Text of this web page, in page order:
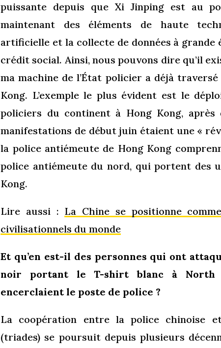
puissante depuis que Xi Jinping est au
maintenant des éléments de haute
artificielle et la collecte de données à grande
crédit social. Ainsi, nous pouvons dire qu’il
ma machine de l’État policier a déjà
Kong. L’exemple le plus évident est le
policiers du continent à Hong Kong,
manifestations de début juin étaient une «
la police antiémeute de Hong Kong
police antiémeute du nord, qui portent des
Kong.
Lire aussi : La Chine se positionne
civilisationnels du monde
Et qu’en est-il des personnes qui ont
noir portant le T-shirt blanc à North
encerclaient le poste de police ?
La coopération entre la police chinoise
(triades) se poursuit depuis plusieurs